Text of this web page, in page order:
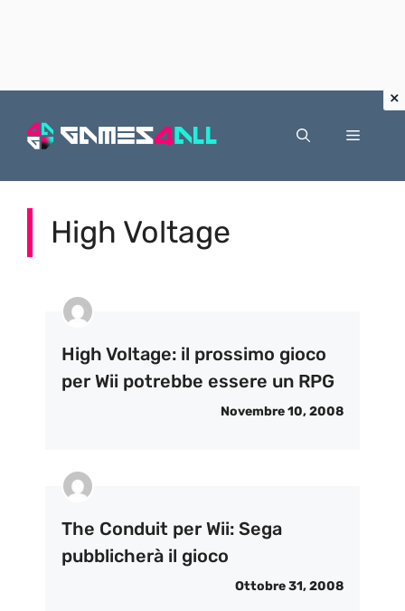
Menu
High Voltage
High Voltage: il prossimo gioco
per Wii potrebbe essere un RPG
Novembre 10, 2008
The Conduit per Wii: Sega
pubblicherà il gioco
Ottobre 31, 2008